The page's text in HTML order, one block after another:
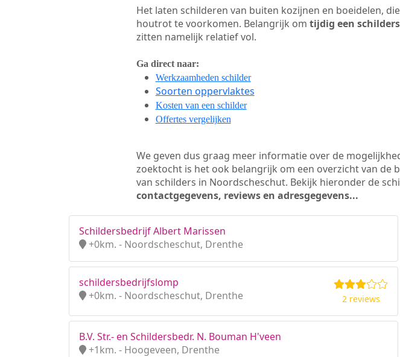
Het laten schilderen van buiten kozijnen en boeidelen,
houtrot te voorkomen. Belangrijk om tijdig een
zitten namelijk relatief vol.
Ga direct naar:
Werkzaamheden schilder
Soorten oppervlaktes
Kosten van een schilder
Offertes vergelijken
We geven dus graag meer informatie over de
zoektocht is het ook belangrijk om een overzicht van de
van schilders in Noordscheschut. Bekijk hieronder de
contactgegevens, reviews en adresgegevens...
Schildersbedrijf Albert Marissen
+0km. - Noordscheschut, Drenthe
schildersbedrijfslomp
+0km. - Noordscheschut, Drenthe
2 reviews
B.V. Str.- en Schildersbedr. N. Bouman H'veen
+1km. - Hoogeveen, Drenthe